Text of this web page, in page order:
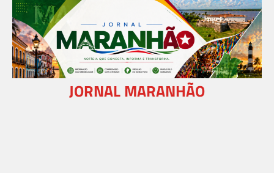
Skip
content
JORNAL MARANHÃO